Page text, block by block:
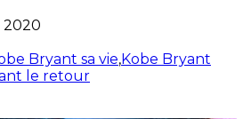
2020
Bryant sa vie,Kobe Bryant
le retour